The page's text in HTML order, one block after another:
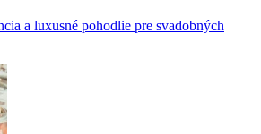
a luxusné pohodlie pre svadobných